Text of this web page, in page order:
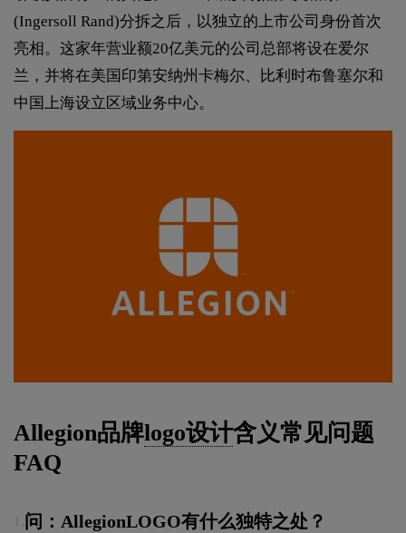
(Ingersoll Rand)分拆之后，以独立的上市公司身份首次
亮相。这家年营业额20亿美元的公司总部将设在爱尔
兰，并将在美国印第安纳州卡梅尔、比利时布鲁塞尔和
中国上海设立区域业务中心。
Allegion品牌logo设计含义常见问题
FAQ
问：AllegionLOGO有什么独特之处？